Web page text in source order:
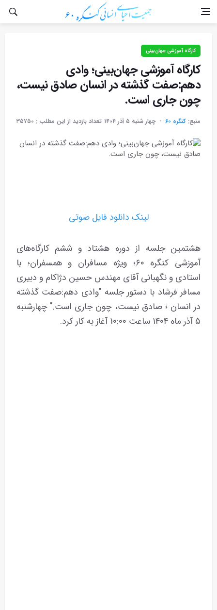
کارگاه آموزشی جهان‌بینی
کارگاه آموزشی جهان‌بینی؛ وادی
دهم:صفت گذشته در انسان صادق نیست،
چون جاری است.
منبع: کنگره ۶۰ چهار شنبه ۵ آذر ۱۴۰۴ تعداد بازدید از این مطلب : ۳۵۷۵۰
لینک دانلود فایل صوتی
هشتمین جلسه از دوره هشتاد و ششم کارگاه‌های
آموزشی کنگره ۶۰؛ ویژه مسافران و همسفران؛ با
استادی و نگهبانی آقای مهندس حسین دژاکام و دبیری
مسافر فرشاد با دستور جلسه "وادی دهم:صفت گذشته
در انسان ؛ صادق نیست، چون جاری است." چهارشنبه
۵ آذر ماه ۱۴۰۴ ساعت ۱۰:۰۰ آغاز به کار کرد.